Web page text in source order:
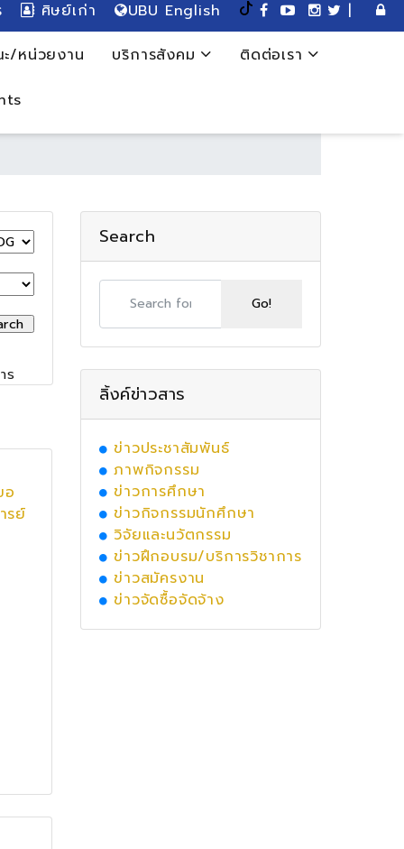
ศิษย์เก่า UBU English |
/หน่วยงาน บริการสังคม ติดต่อเรา
การ
อ
รย์
Search
ลิ้งค์ข่าวสาร
ข่าวประชาสัมพันธ์
ภาพกิจกรรม
ข่าวการศึกษา
ข่าวกิจกรรมนักศึกษา
วิจัยและนวัตกรรม
ข่าวฝึกอบรม/บริการวิชาการ
ข่าวสมัครงาน
ข่าวจัดซื้อจัดจ้าง